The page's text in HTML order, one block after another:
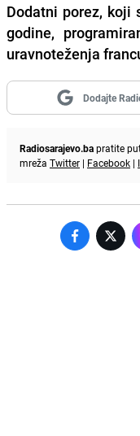
Dodatni porez, koji
godine,
uravnoteženja
Dodajte
Radiosarajevo.bapratite
mreža Twitter | Facebook |